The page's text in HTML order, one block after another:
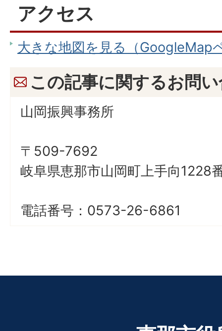
アクセス
大きな地図を見る（GoogleMap
この記事に関するお問
山岡振興事務所
〒509-7692
岐阜県恵那市山岡町上手向1228
電話番号：0573-26-6861